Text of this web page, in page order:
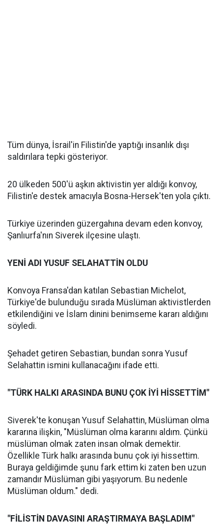
Tüm dünya, İsrail'in Filistin'de yaptığı insanlık dışı
saldırılara tepki gösteriyor.
20 ülkeden 500'ü aşkın aktivistin yer aldığı konvoy,
Filistin'e destek amacıyla Bosna-Hersek'ten yola çıktı.
Türkiye üzerinden güzergahına devam eden konvoy,
Şanlıurfa'nın Siverek ilçesine ulaştı.
YENİ ADI YUSUF SELAHATTİN OLDU
Konvoya Fransa'dan katılan Sebastian Michelot,
Türkiye'de bulunduğu sırada Müslüman aktivistlerden
etkilendiğini ve İslam dinini benimseme kararı aldığını
söyledi.
Şehadet getiren Sebastian, bundan sonra Yusuf
Selahattin ismini kullanacağını ifade etti.
"TÜRK HALKI ARASINDA BUNU ÇOK İYİ HİSSETTİM"
Siverek'te konuşan Yusuf Selahattin, Müslüman olma
kararına ilişkin, "Müslüman olma kararını aldım. Çünkü
müslüman olmak zaten insan olmak demektir.
Özellikle Türk halkı arasında bunu çok iyi hissettim.
Buraya geldiğimde şunu fark ettim ki zaten ben uzun
zamandır Müslüman gibi yaşıyorum. Bu nedenle
Müslüman oldum." dedi.
"FİLİSTİN DAVASINI ARAŞTIRMAYA BAŞLADIM"